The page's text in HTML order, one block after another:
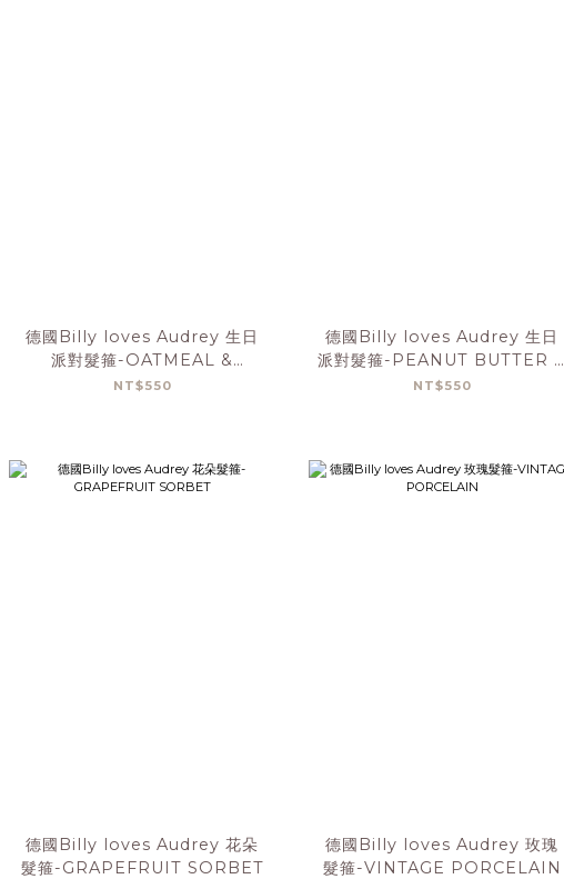
德國Billy loves Audrey 生日
派對髮箍-OATMEAL &
BERRIES
NT$550
德國Billy loves Audrey 生日
派對髮箍-PEANUT BUTTER &
JELLY
NT$550
德國Billy loves Audrey 花朵
髮箍-GRAPEFRUIT SORBET
德國Billy loves Audrey 玫瑰
髮箍-VINTAGE PORCELAIN